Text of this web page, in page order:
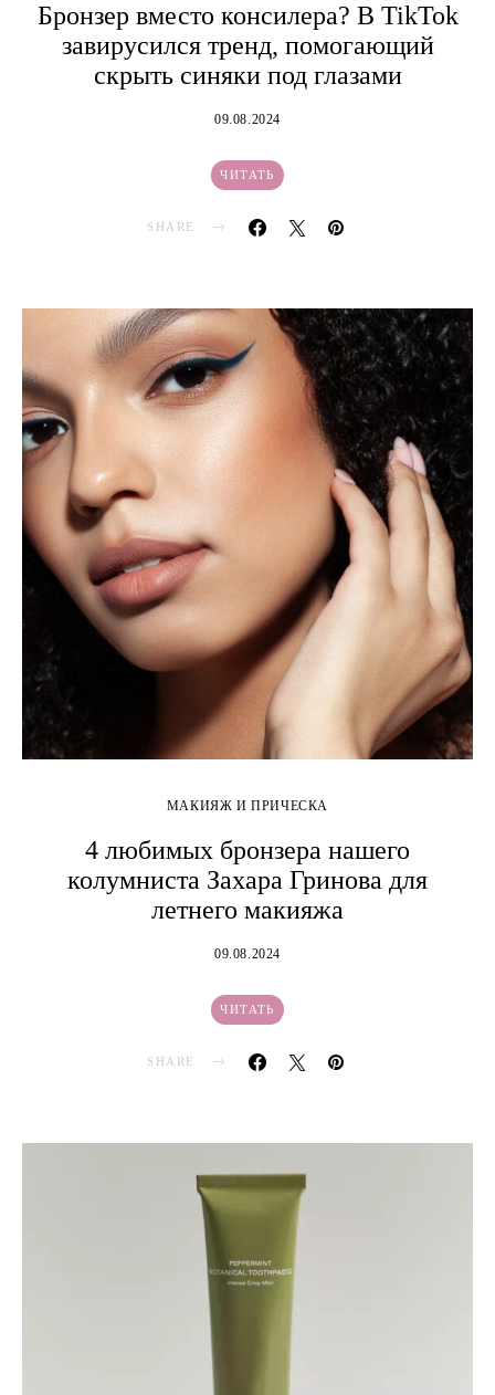
Бронзер вместо консилера? В TikTok
завирусился тренд, помогающий
скрыть синяки под глазами
09.08.2024
ЧИТАТЬ
SHARE
МАКИЯЖ И ПРИЧЕСКА
4 любимых бронзера нашего
колумниста Захара Гринова для
летнего макияжа
09.08.2024
ЧИТАТЬ
SHARE